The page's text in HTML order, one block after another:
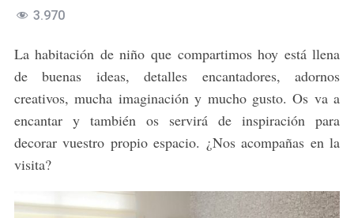
3.970
La habitación de niño que compartimos hoy está llena
de buenas ideas, detalles encantadores, adornos
creativos, mucha imaginación y mucho gusto. Os va a
encantar y también os servirá de inspiración para
decorar vuestro propio espacio. ¿Nos acompañas en la
visita?